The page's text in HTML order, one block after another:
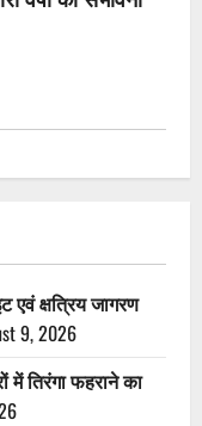
एवं क्षत्रिय जागरण
9, 2026
में तिरंगा फहराने का